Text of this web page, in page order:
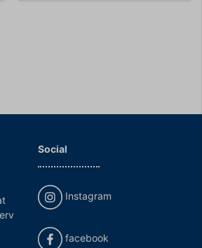
Social
Instagram
facebook